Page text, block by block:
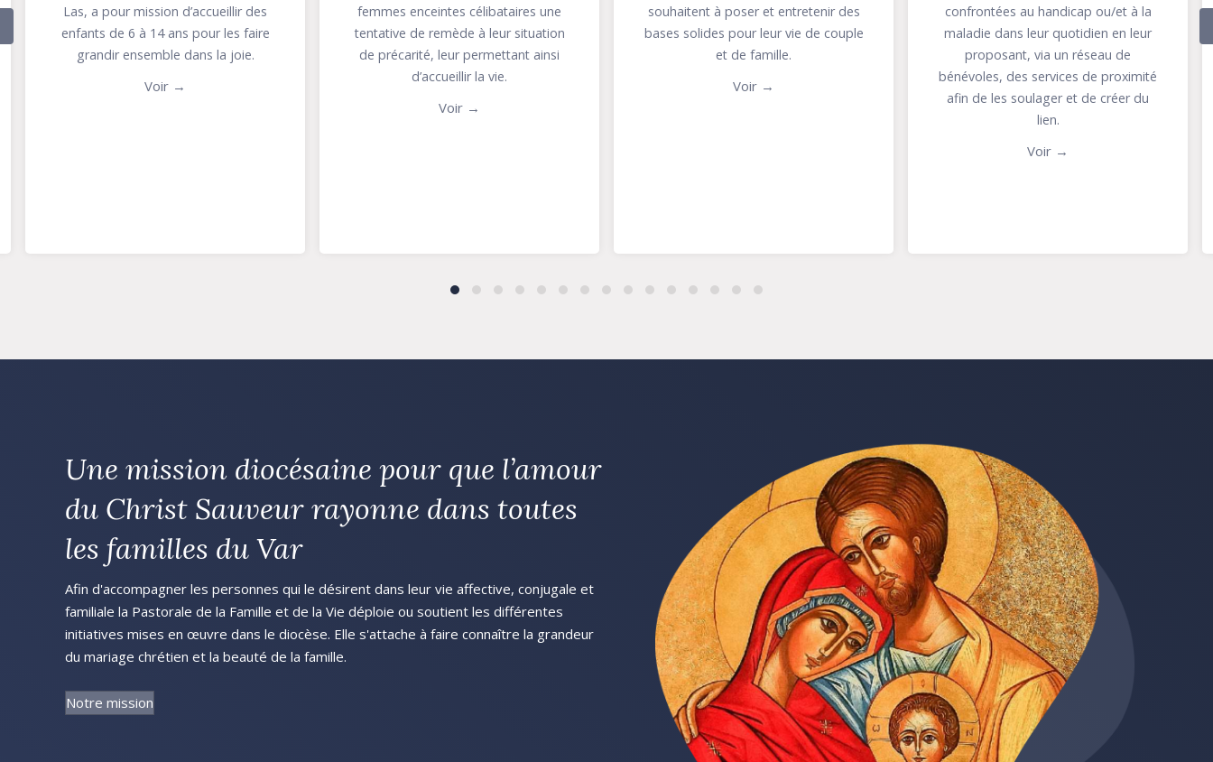
femmes enceintes célibataires une
tentative de remède à leur situation
de précarité, leur permettant ainsi
souhaitent à poser et entretenir des
bases solides pour leur vie de couple
et de famille.
Voir →
confrontées au handicap ou/et à la
maladie dans leur quotidien en leur
proposant, via un réseau de
La pastorale accompagne les
personnes séparées, divorcées,
divorcées-remariées à vivre leur foi.
Voir →
Une mission diocésaine pour que l’amour
du Christ Sauveur rayonne dans toutes
les familles du Var
Afin d'accompagner les personnes qui le désirent dans leur vie affective, conjugale et
familiale la Pastorale de la Famille et de la Vie déploie ou soutient les différentes
initiatives mises en œuvre dans le diocèse. Elle s'attache à faire connaître la grandeur
du mariage chrétien et la beauté de la famille.
Notre mission